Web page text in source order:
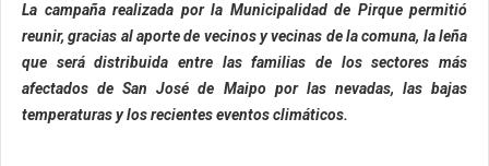
La campaña realizada por la Municipalidad de Pirque permitió
reunir, gracias al aporte de vecinos y vecinas de la comuna, la leña
que será distribuida entre las familias de los sectores más
afectados de San José de Maipo por las nevadas, las bajas
temperaturas y los recientes eventos climáticos.